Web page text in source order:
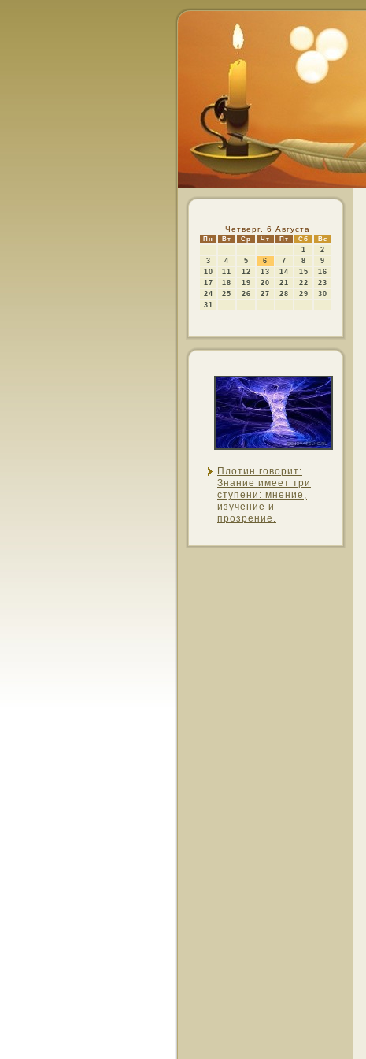
Четверг, 6 Августа
Пн Вт Ср Чт Пт Сб Вс
1
2
3
4 5 6 7 8
9
10
11 12 13 14 15
16
17
18 19 20 21 22
23
24
25 26 27 28 29
30
31
Плотин гοворит:
Знание имеет три
ступени: мнение,
изучение и
прозрение.